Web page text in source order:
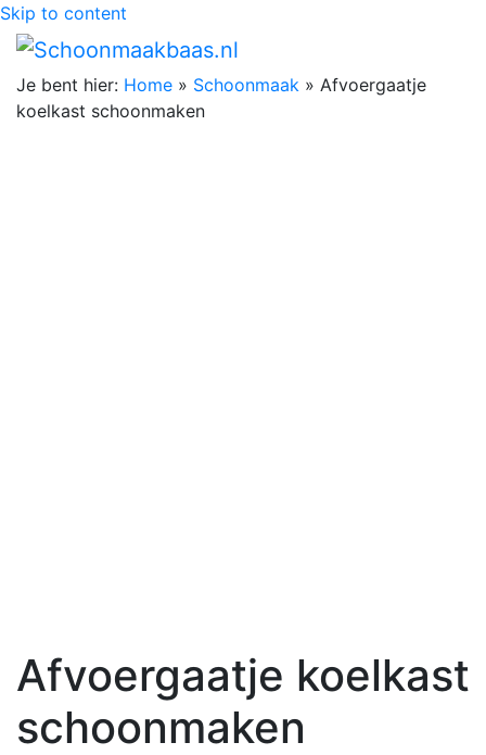
Skip to content
Je bent hier: Home » Schoonmaak » Afvoergaatje
koelkast schoonmaken
Afvoergaatje koelkast
schoonmaken